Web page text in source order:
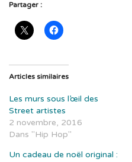
Partager :
Articles similaires
Les murs sous l’œil des
Street artistes
2 novembre, 2016
Dans "Hip Hop"
Un cadeau de noël original :